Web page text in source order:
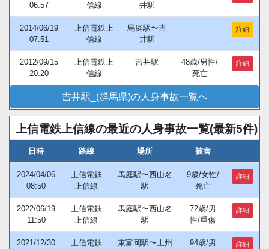
06:57
信線
井駅
2014/06/19
07:51
上信電鉄上
信線
馬庭駅〜吉
井駅
詳細
2012/09/15
20:20
上信電鉄上
信線
吉井駅
48歳/男性/
死亡
詳細
吉井駅_(群馬県)の人身事故一覧へ
上信電鉄上信線の最近の人身事故一覧(最新5件)
日時 路線 場所 被害
2024/04/06
08:50
上信電鉄
上信線
馬庭駅〜西山名
駅
9歳/女性/
死亡
詳細
2022/06/19
11:50
上信電鉄
上信線
馬庭駅〜西山名
駅
72歳/男
性/重傷
詳細
2021/12/30
上信電鉄
東富岡駅〜上州
94歳/男
詳細